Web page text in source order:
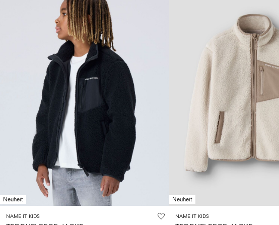
Neuheit
NAME IT KIDS
Neuheit
NAME IT KIDS